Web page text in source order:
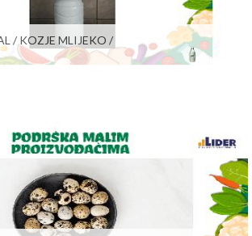
/ KOZJE MLIJEKO /